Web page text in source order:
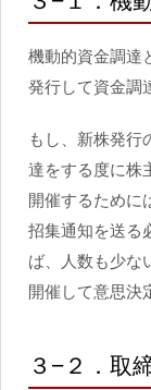
機動的資金調達
発行して資金調
もし、新株発行
達をする度に株
開催するために
招集通知を送る
ば、人数も少な
開催して意思決
３−２．取